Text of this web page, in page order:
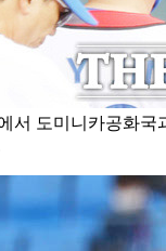
서 도미니카공화국